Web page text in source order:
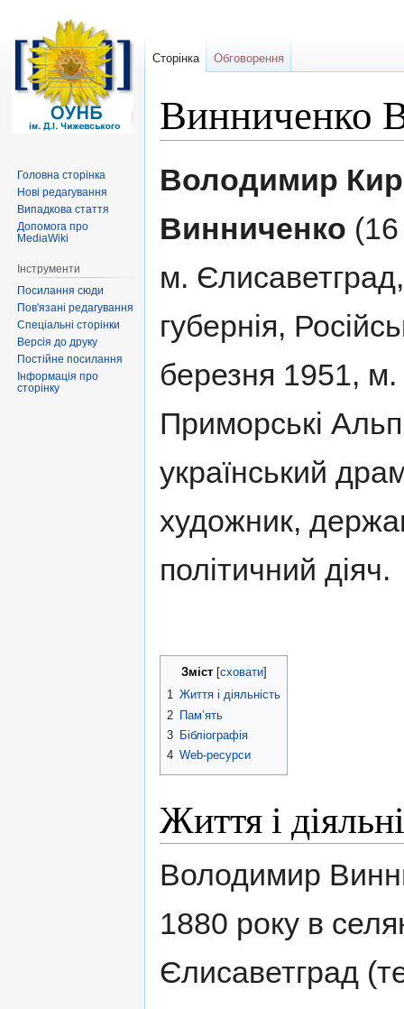
Винниченко
до
до
Володимир
Винниченко
м.
губернія,
березня 1951,
Приморські
український
художник,
політичний діяч.
Зміст
1 Життя і діяльність
2 Пам’ять
3 Бібліографія
4 Web-ресурси
Життя і
Володимир
1880 року в
Єлисаветград
Сторінка Обговорення
Головна сторінка
Нові редагування
Випадкова стаття
Допомога про
MediaWiki
Інструменти
Посилання сюди
Пов'язані редагування
Спеціальні сторінки
Версія до друку
Постійне посилання
Інформація про
сторінку